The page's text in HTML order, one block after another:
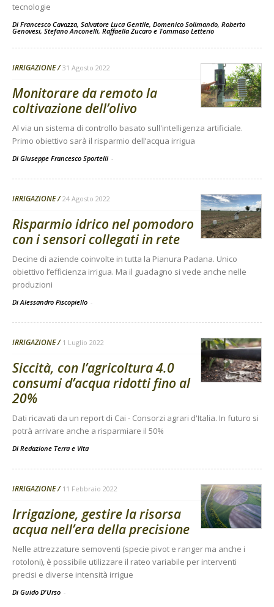
tecnologie
Di Francesco Cavazza, Salvatore Luca Gentile, Domenico Solimando, Roberto
Genovesi, Stefano Anconelli, Raffaella Zucaro e Tommaso Letterio
IRRIGAZIONE 31 Agosto 2022
Monitorare da remoto la
coltivazione dell’olivo
Al via un sistema di controllo basato sull'intelligenza artificiale.
Primo obiettivo sarà il risparmio dell’acqua irrigua
Di Giuseppe Francesco Sportelli -
IRRIGAZIONE 24 Agosto 2022
Risparmio idrico nel pomodoro
con i sensori collegati in rete
Decine di aziende coinvolte in tutta la Pianura Padana. Unico
obiettivo l’efficienza irrigua. Ma il guadagno si vede anche nelle
produzioni
Di Alessandro Piscopiello -
IRRIGAZIONE 1 Luglio 2022
Siccità, con l’agricoltura 4.0
consumi d’acqua ridotti fino al
20%
Dati ricavati da un report di Cai - Consorzi agrari d'Italia. In futuro si
potrà arrivare anche a risparmiare il 50%
Di Redazione Terra e Vita
IRRIGAZIONE 11 Febbraio 2022
Irrigazione, gestire la risorsa
acqua nell’era della precisione
Nelle attrezzature semoventi (specie pivot e ranger ma anche i
rotoloni), è possibile utilizzare il rateo variabile per interventi
precisi e diverse intensità irrigue
Di Guido D'Urso -